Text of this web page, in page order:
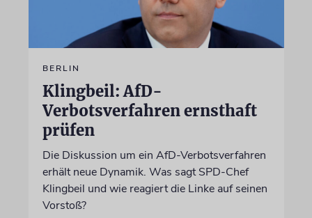
BERLIN
Klingbeil: AfD-
Verbotsverfahren ernsthaft
prüfen
Die Diskussion um ein AfD-Verbotsverfahren
erhält neue Dynamik. Was sagt SPD-Chef
Klingbeil und wie reagiert die Linke auf seinen
Vorstoß?